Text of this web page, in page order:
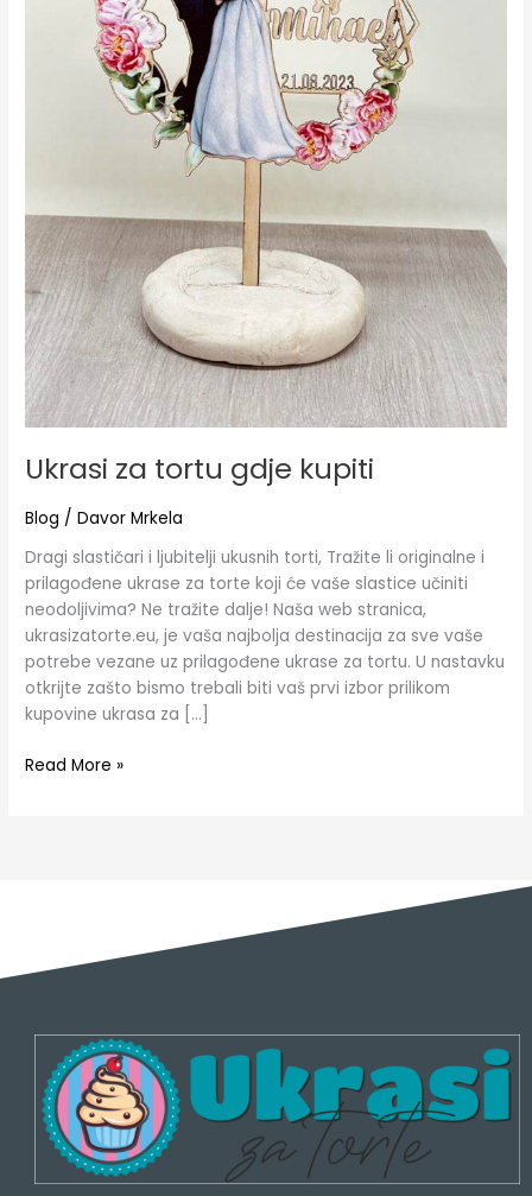
Ukrasi za tortu gdje kupiti
Blog /Davor Mrkela
Dragi slastičari i ljubitelji ukusnih torti, Tražite li originalne i
prilagođene ukrase za torte koji će vaše slastice učiniti
neodoljivima? Ne tražite dalje! Naša web stranica,
ukrasizatorte.eu, je vaša najbolja destinacija za sve vaše
potrebe vezane uz prilagođene ukrase za tortu. U nastavku
otkrijte zašto bismo trebali biti vaš prvi izbor prilikom
kupovine ukrasa za […]
Read More »